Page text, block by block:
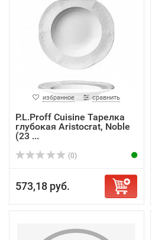
избранное сравнить
P.L.Proff Cuisine Тарелка
глубокая Aristocrat, Noble
(23 ...
(0)
573,18 руб.